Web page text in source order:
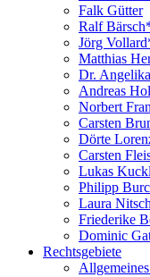
Falk Gütter
Ralf
Jörg
Matthias
Dr.
Andreas
Norbert
Carsten
Dörte
Carsten
Lukas
Philipp
Laura
Friederike
Dominic
Rechtsgebiete